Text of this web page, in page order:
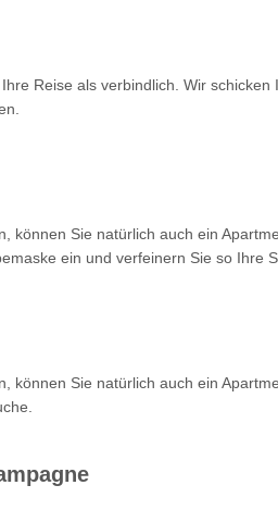
Reise als verbindlich. Wir
können Sie natürlich auch ein
ein und verfeinern Sie so Ihre
Sie natürlich auch ein